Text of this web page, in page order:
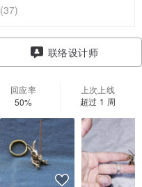
(37)
联络设计师
回应率
50%
上次上线
超过 1 周